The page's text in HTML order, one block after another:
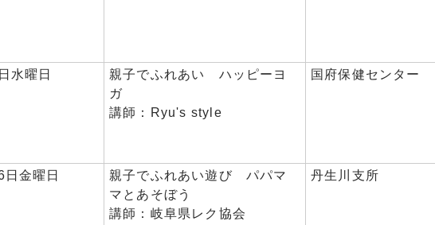
水曜日
親子でふれあい ハッピーヨ
ガ
講師：Ryu's style
国府保健センター
金曜日
親子でふれあい遊び パパマ
マとあそぼう
講師：岐阜県レク協会
丹生川支所